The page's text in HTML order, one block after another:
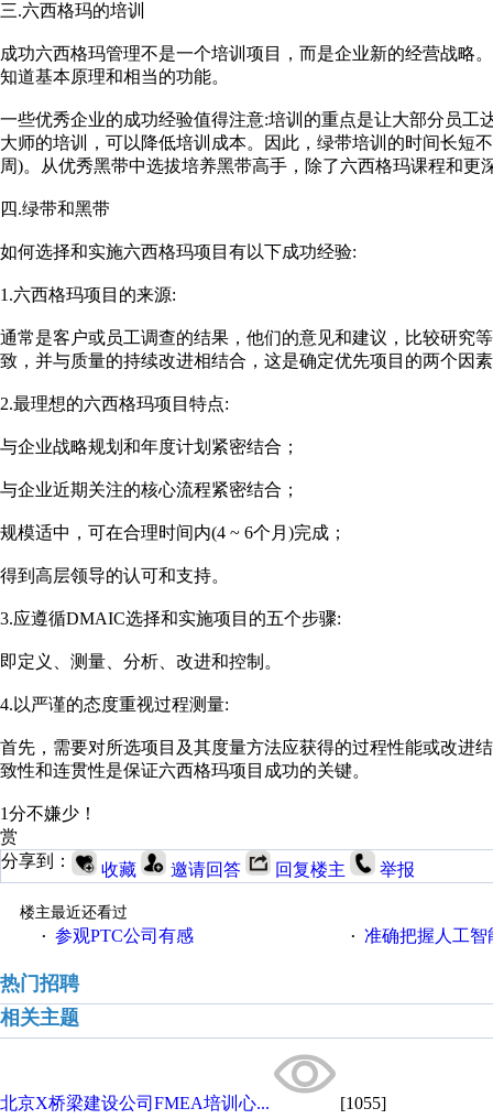
三.六西格玛的培训
成功六西格玛管理不是一个培训项目，而是企业新的经营战略
知道基本原理和相当的功能。
一些优秀企业的成功经验值得注意:培训的重点是让大部分员
大师的培训，可以降低培训成本。因此，绿带培训的时间长短
周)。从优秀黑带中选拔培养黑带高手，除了六西格玛课程和更
四.绿带和黑带
如何选择和实施六西格玛项目有以下成功经验:
1.六西格玛项目的来源:
通常是客户或员工调查的结果，他们的意见和建议，比较研究
致，并与质量的持续改进相结合，这是确定优先项目的两个因
2.最理想的六西格玛项目特点:
与企业战略规划和年度计划紧密结合；
与企业近期关注的核心流程紧密结合；
规模适中，可在合理时间内(4 ~ 6个月)完成；
得到高层领导的认可和支持。
3.应遵循DMAIC选择和实施项目的五个步骤:
即定义、测量、分析、改进和控制。
4.以严谨的态度重视过程测量:
首先，需要对所选项目及其度量方法应获得的过程性能或改进
致性和连贯性是保证六西格玛项目成功的关键。
1分不嫌少！
赏
分享到：
收藏 邀请回答 回复楼主 举报
楼主最近还看过
· 参观PTC公司有感 · 准确把握人工
热门招聘
相关主题
北京X桥梁建设公司FMEA培训心... [1055]